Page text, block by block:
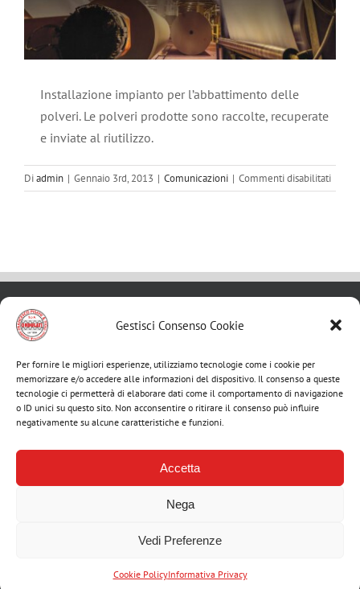
Gestisci Consenso Cookie
Per fornire le migliori esperienze, utilizziamo tecnologie come i cookie per
memorizzare e/o accedere alle informazioni del dispositivo. Il consenso a queste
tecnologie ci permetterà di elaborare dati come il comportamento di navigazione
o ID unici su questo sito. Non acconsentire o ritirare il consenso può influire
negativamente su alcune caratteristiche e funzioni.
Accetta
Nega
Vedi Preferenze
Cookie PolicyInformativa Privacy
Installazione impianto per l’abbattimento delle
polveri. Le polveri prodotte sono raccolte, recuperate
e inviate al riutilizzo.
Diadmin | Gennaio 3rd, 2013 | Comunicazioni | Commenti disabilitatisu
MENU
Toggle
Navigation
Home
Qualità e Certificazioni
Cerca
per:
> Lo Scatolificio Pisani & Figli festeggia i suoi primi 70 anni e